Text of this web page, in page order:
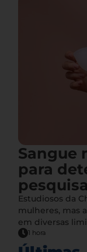
Sangue
para
pesquisa
Estudiosos da
mulheres, mas
em diversas
1 hora